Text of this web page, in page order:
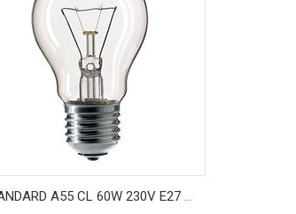
STANDARD A55 CL 60W 230V E27 d55x97 - лампа PHILIPS